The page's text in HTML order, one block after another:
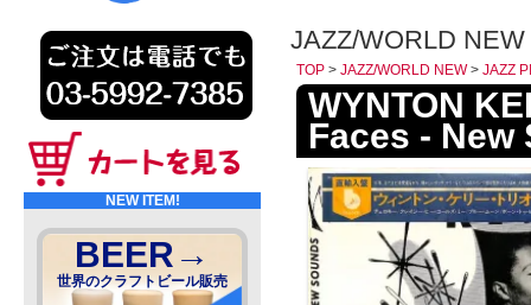
NEW ITEM!
BEER→
世界のクラフトビール販売
JAZZ/WORLD
TOP > JAZZ/WORLD NEW> JAZZ
WYNTON
Faces - New